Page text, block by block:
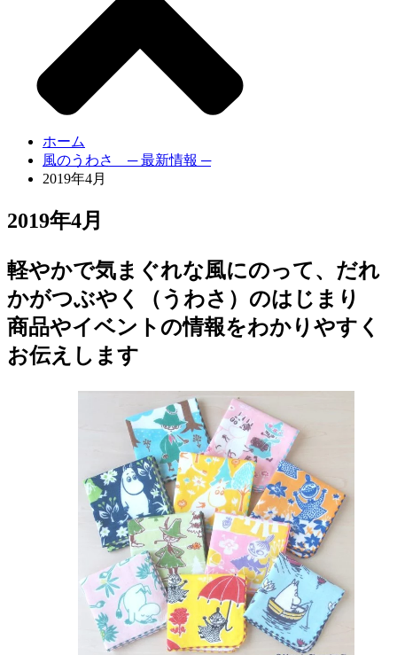
ホーム
風のうわさ ─ 最新情報 ─
2019年4月
2019年4月
軽やかで気まぐれな風にのって、だれ
かがつぶやく（うわさ）のはじまり
商品やイベントの情報をわかりやすく
お伝えします